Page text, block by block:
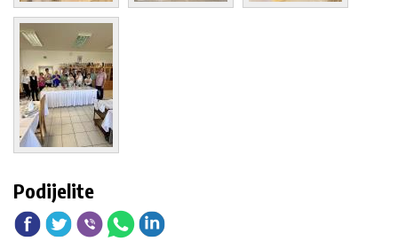
Podijelite